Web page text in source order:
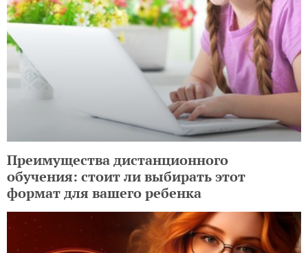
Преимущества дистанционного
обучения: стоит ли выбирать этот
формат для вашего ребенка